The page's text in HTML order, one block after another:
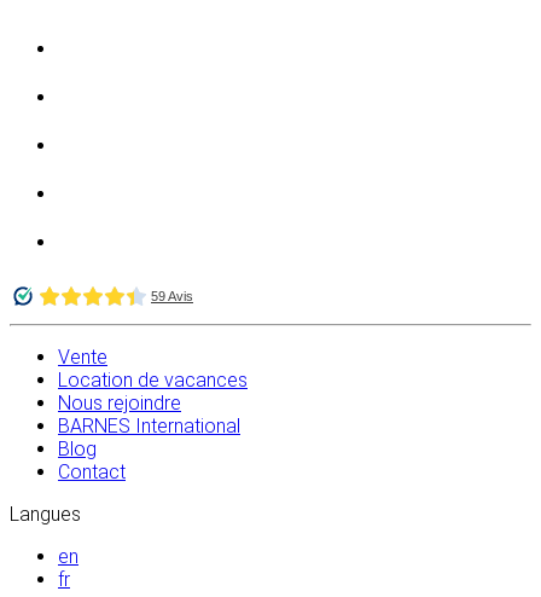
Vente
Location de vacances
Nous rejoindre
BARNES International
Blog
Contact
Langues
en
fr